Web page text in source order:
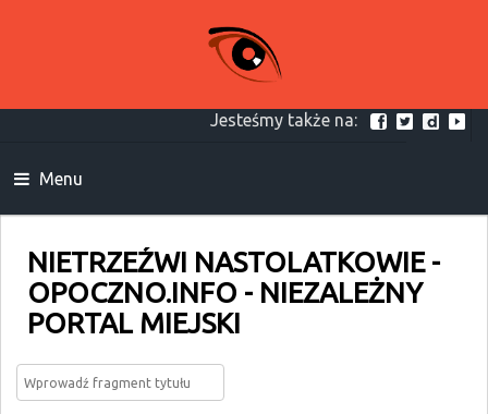
Jesteśmy także na:
Menu
NIETRZEŹWI NASTOLATKOWIE -
OPOCZNO.INFO - NIEZALEŻNY
PORTAL MIEJSKI